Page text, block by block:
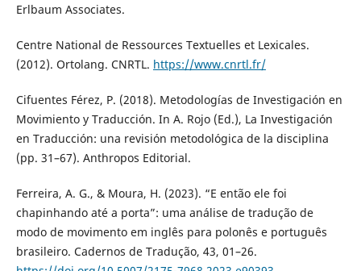
Erlbaum Associates.
Centre National de Ressources Textuelles et Lexicales.
(2012). Ortolang. CNRTL. https://www.cnrtl.fr/
Cifuentes Férez, P. (2018). Metodologías de Investigación en
Movimiento y Traducción. In A. Rojo (Ed.), La Investigación
en Traducción: una revisión metodológica de la disciplina
(pp. 31–67). Anthropos Editorial.
Ferreira, A. G., & Moura, H. (2023). “E então ele foi
chapinhando até a porta”: uma análise de tradução de
modo de movimento em inglês para polonês e português
brasileiro. Cadernos de Tradução, 43, 01–26.